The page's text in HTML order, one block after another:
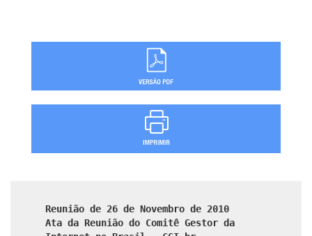
Reunião de 26 de Novembro de 2010
Ata da Reunião do Comitê Gestor da